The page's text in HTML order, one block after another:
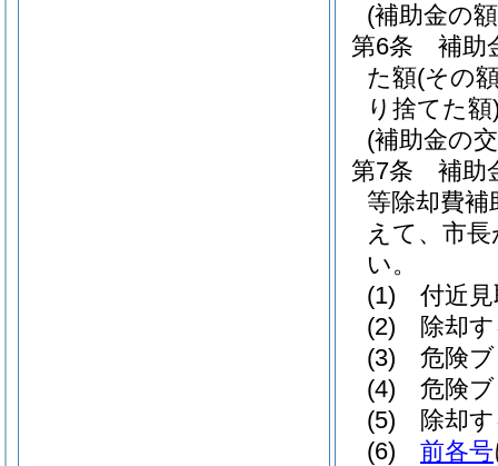
(補助金の
第6条
補助
た額(その
り捨てた額
(補助金の
第7条
補助
等除却費補
えて、市
い。
(1)
付近
(2)
除却
(3)
危険
(4)
危険
(5)
除却
(6)
前各号